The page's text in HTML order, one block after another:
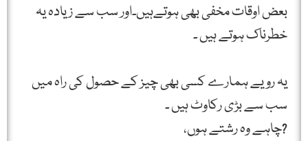
بعض اوقات مخفی بھی ہوتےہیں۔اور سب سے زیادہ یہ
خطرناک ہوتے ہیں ۔
یہ رویے ہمارے کسی بھی چیز کے حصول کی راہ میں
سب سے بڑی رکاوٹ ہیں ۔
?چاہے وہ رشتے ہوں،